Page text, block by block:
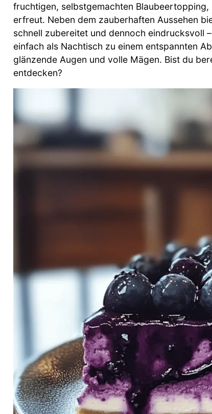
fruchtigen, selbstgemachten
erfreut. Neben dem zauberhaften Aussehen
schnell zubereitet und dennoch eindrucksvoll
einfach als Nachtisch zu einem entspannten
glänzende Augen und volle Mägen. Bist du
entdecken?